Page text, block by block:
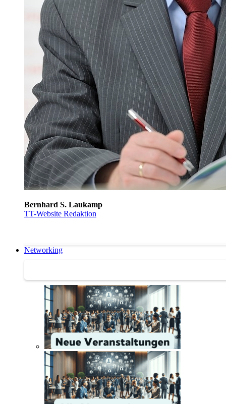
Bernhard S. Laukamp
TT-Website Redaktion
Networking